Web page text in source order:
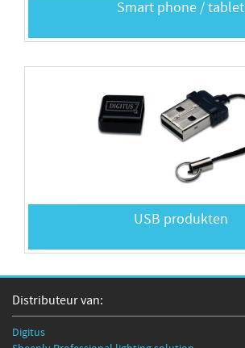
Smart phone / tablet
USB produkten
Distributeur van:
Digitus